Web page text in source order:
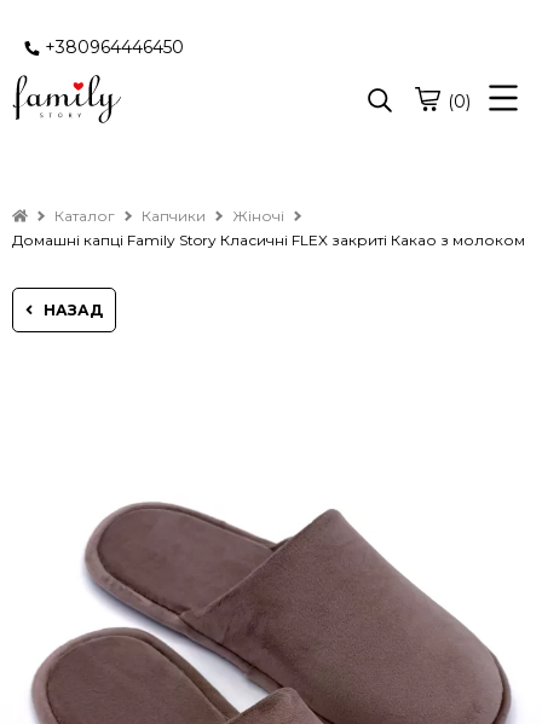
+380964446450
(0)
Каталог Капчики
Жіночі
Домашні капці Family Story Класичні FLEX закриті Какао з молоком
НАЗАД